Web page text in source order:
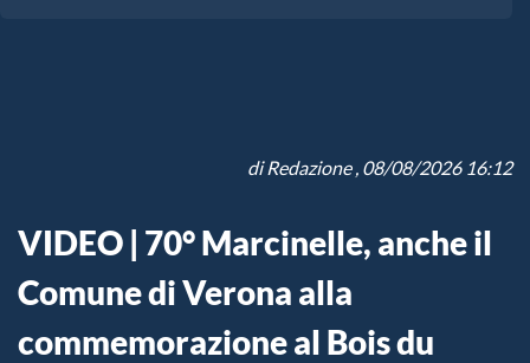
diRedazione, 08/08/2026 16:12
VIDEO | 70° Marcinelle, anche il
Comune di Verona alla
commemorazione al Bois du